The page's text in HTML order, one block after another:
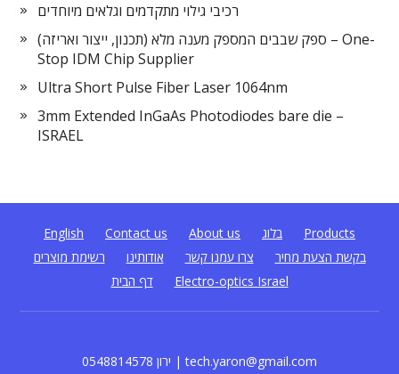
רכיבי גילוי מתקדמים וגלאים מיוחדים
ספק שבבים המספק מענה מלא (תכנון, ייצור ואריזה) – One-
Stop IDM Chip Supplier
Ultra Short Pulse Fiber Laser 1064nm
3mm Extended InGaAs Photodiodes bare die –
ISRAEL
English Contact us About us בלוג
Products
רשימת מוצרים
אודותינו צרו עמנו קשר
בקשת הצעת מחיר
דף הבית
Electro-optics Israel
0548814578 ירון | tech.yaron@gmail.com